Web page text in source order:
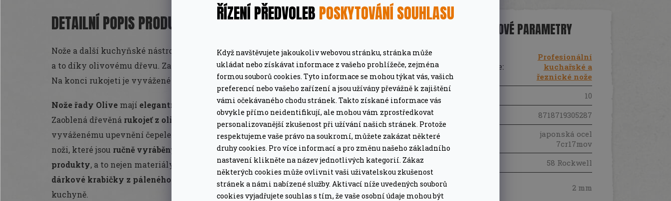
ŘÍZENÍ PŘEDVOLEB POSKYTOVÁNÍ SOUHLASU
Když navštěvujete jakoukoliv webovou stránku, stránka může
ukládat nebo získávat informace z vašeho prohlížeče, zejména
formou souborů cookies. Tyto informace se mohou týkat vás, vašich
preferencí nebo vašeho zařízení a jsou užívány převážně k zajištění
vámi očekávaného chodu stránek. Takto získané informace vás
obvykle přímo neidentifikují, ale mohou vám zprostředkovat
personalizovanější zkušenost při užívání našich stránek. Protože
respektujeme vaše právo na soukromí, můžete zakázat některé
druhy cookies. Pro více informací a pro změnu našeho základního
nastavení klikněte na název jednotlivých kategorií. Zákaz
některých cookies může ovlivnit vaši uživatelskou zkušenost
stránek a námi nabízené služby. Aktivací níže uvedených souborů
cookies vyjadřujete souhlas s tím, že vaše osobní údaje mohou být
DETAILNÍ POPIS PRODUKTU
Nože a další kuchyňské nástroje řady Olive jsourobustní a zároveň jemně elegantní a stylové,
a to díky olivovému dřevu. Zaoblená dřevěná rukojeť sepohodlně držía je příjemná na dotek.
Na konci rukojeti je vyvážené upevnění čepele, díky čemuž nůž působí jako jeden celek.
Nože řady Olive mají elegantní a stylový designv kombinaci s robustním provedením.
Zaoblená dřevěná rukojeť z olivového dřeva
se pohodlně drží, nůž působí jako celek díky
vyváženému upevnění čepele. Holandská značka Forged se vyznačuje speciálními nápaditými
noži, které jsou ručně vyráběny z japonské oceli. Jedná se ounikátní a vysoce kvalitní
produkty, a to nejen materiály, ale také zpracováním. Nože jsou navícbalené do krásné
dárkové krabičky z páleného dřeva
. Perfektní designová sada do domácí i profesionální
kuchyně.
DOPLŇKOVÉ PARAMETRY
Kategorie:
Profesionální
kuchařské a
řeznické nože
10
8718719305287
japonská ocel
7cr17mov
58 Rockwell
2 mm